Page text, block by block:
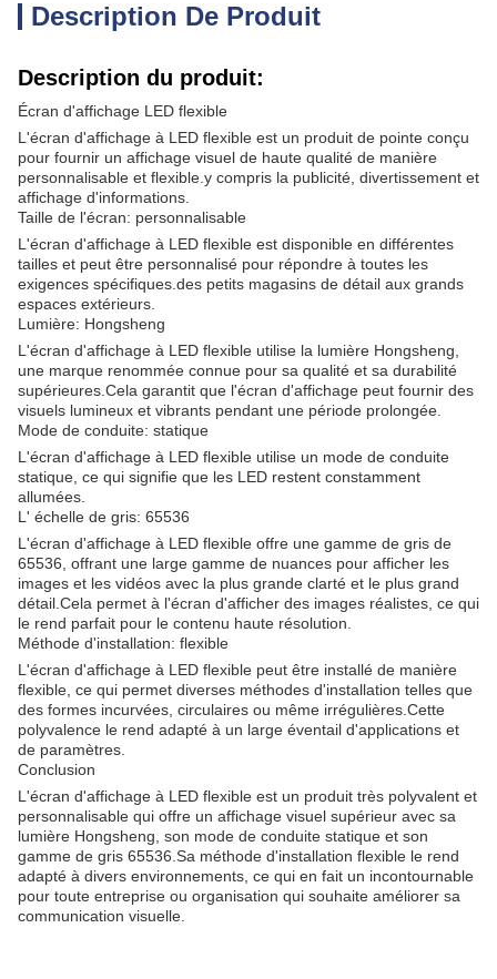
Description De Produit
Description du produit:
Écran d'affichage LED flexible
L'écran d'affichage à LED flexible est un produit de pointe conçu
pour fournir un affichage visuel de haute qualité de manière
personnalisable et flexible.y compris la publicité, divertissement et
affichage d'informations.
Taille de l'écran: personnalisable
L'écran d'affichage à LED flexible est disponible en différentes
tailles et peut être personnalisé pour répondre à toutes les
exigences spécifiques.des petits magasins de détail aux grands
espaces extérieurs.
Lumière: Hongsheng
L'écran d'affichage à LED flexible utilise la lumière Hongsheng,
une marque renommée connue pour sa qualité et sa durabilité
supérieures.Cela garantit que l'écran d'affichage peut fournir des
visuels lumineux et vibrants pendant une période prolongée.
Mode de conduite: statique
L'écran d'affichage à LED flexible utilise un mode de conduite
statique, ce qui signifie que les LED restent constamment
allumées.
L' échelle de gris: 65536
L'écran d'affichage à LED flexible offre une gamme de gris de
65536, offrant une large gamme de nuances pour afficher les
images et les vidéos avec la plus grande clarté et le plus grand
détail.Cela permet à l'écran d'afficher des images réalistes, ce qui
le rend parfait pour le contenu haute résolution.
Méthode d'installation: flexible
L'écran d'affichage à LED flexible peut être installé de manière
flexible, ce qui permet diverses méthodes d'installation telles que
des formes incurvées, circulaires ou même irrégulières.Cette
polyvalence le rend adapté à un large éventail d'applications et
de paramètres.
Conclusion
L'écran d'affichage à LED flexible est un produit très polyvalent et
personnalisable qui offre un affichage visuel supérieur avec sa
lumière Hongsheng, son mode de conduite statique et son
gamme de gris 65536.Sa méthode d'installation flexible le rend
adapté à divers environnements, ce qui en fait un incontournable
pour toute entreprise ou organisation qui souhaite améliorer sa
communication visuelle.